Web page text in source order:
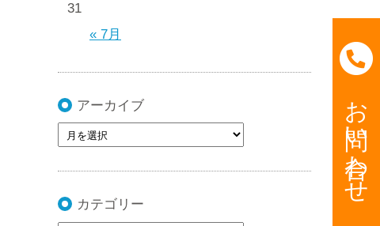
« 7月
31
アーカイブ
カテゴリー
お問い合わせ